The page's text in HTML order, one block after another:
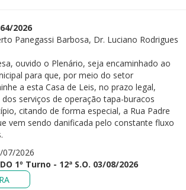
2026
Panegassi Barbosa, Dr. Luciano Rodrigues
ouvido o Plenário, seja encaminhado ao
para que, por meio do setor
a esta Casa de Leis, no prazo legal,
serviços de operação tapa-buracos
citando de forma especial, a Rua Padre
vem sendo danificada pelo constante fluxo
07/2026
1º Turno - 12ª S.O. 03/08/2026